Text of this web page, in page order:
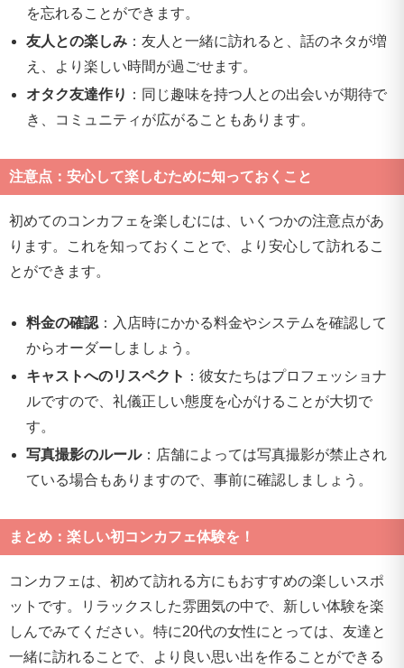
を忘れることができます。
友人との楽しみ ：友人と一緒に訪れると、話のネタが増
え、より楽しい時間が過ごせます。
オタク友達作り ：同じ趣味を持つ人との出会いが期待で
き、コミュニティが広がることもあります。
注意点：安心して楽しむために知っておくこと
初めてのコンカフェを楽しむには、いくつかの注意点があ
ります。これを知っておくことで、より安心して訪れるこ
とができます。
料金の確認 ：入店時にかかる料金やシステムを確認して
からオーダーしましょう。
キャストへのリスペクト ：彼女たちはプロフェッショナ
ルですので、礼儀正しい態度を心がけることが大切で
す。
写真撮影のルール：店舗によっては写真撮影が禁止され
ている場合もありますので、事前に確認しましょう。
まとめ：楽しい初コンカフェ体験を！
コンカフェは、初めて訪れる方にもおすすめの楽しいスポ
ットです。リラックスした雰囲気の中で、新しい体験を楽
しんでみてください。特に20代の女性にとっては、友達と
一緒に訪れることで、より良い思い出を作ることができる